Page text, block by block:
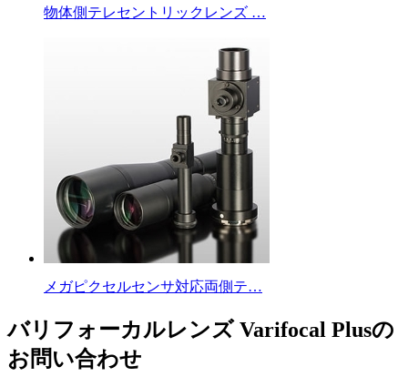
物体側テレセントリックレンズ …
メガピクセルセンサ対応両側テ…
バリフォーカルレンズ Varifocal Plusの
お問い合わせ